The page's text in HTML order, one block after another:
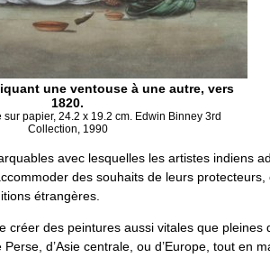
une ventouse à une autre, vers
1820.
papier, 24.2 x 19.2 cm. Edwin Binney 3rd
Collection, 1990
avec lesquelles les artistes indiens
des souhaits de leurs protecteurs,
étrangères.
créer des peintures aussi vitales que pleines
d’Asie centrale, ou d’Europe, tout en